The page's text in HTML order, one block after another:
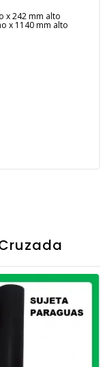
x 242 mm alto
x 1140 mm alto